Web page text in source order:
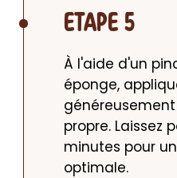
ETAPE 5
À l'aide d'un
éponge,
propre. Laissez
minutes pour
optimale.